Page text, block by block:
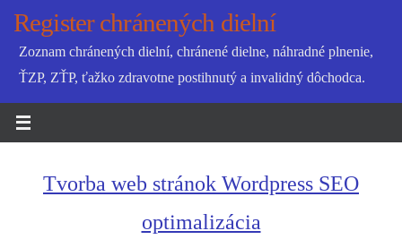
SkipRegister chránených dielní
Zoznam chránených dielní, chránené dielne, náhradné plnenie,
ŤZP, ZŤP, ťažko zdravotne postihnutý a invalidný dôchodca.
Tvorba web stránok Wordpress SEO
optimalizácia